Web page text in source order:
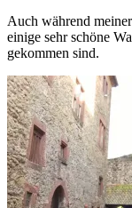
Auch während
einige sehr schöne
gekommen sind.